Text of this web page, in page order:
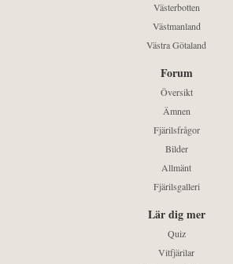
Västerbotten
Västmanland
Västra Götaland
Forum
Översikt
Ämnen
Fjärilsfrågor
Bilder
Allmänt
Fjärilsgalleri
Lär dig mer
Quiz
Vitfjärilar